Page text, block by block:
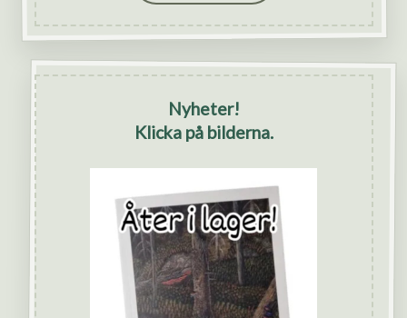
Nyheter!
Klicka på bilderna.